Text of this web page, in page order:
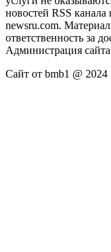
новостей RSS канала
newsru.com.
ответственность за
Администрация сайта
Сайт от bmb1 @ 2024